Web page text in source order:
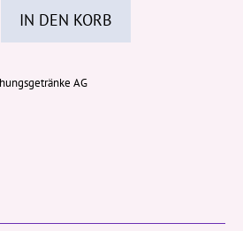
Fanta
IN DEN KORB
AG